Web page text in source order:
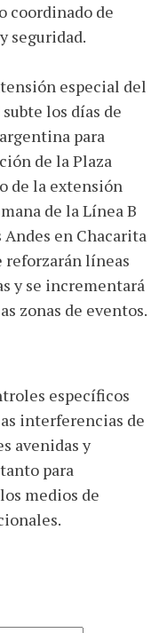
coordinado de
seguridad.
especial del
los días de
para
de la Plaza
de la extensión
de la Línea B
Andes en Chacarita
reforzarán líneas
y se incrementará
zonas de eventos.
específicos
interferencias de
avenidas y
para
medios de